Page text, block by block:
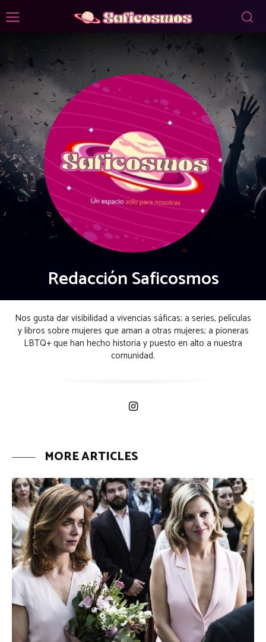
Redacción Saficosmos
Nos gusta dar visibilidad a vivencias sáficas; a series, películas
y libros sobre mujeres que aman a otras mujeres; a pioneras
LBTQ+ que han hecho historia y puesto en alto a nuestra
comunidad.
MORE ARTICLES